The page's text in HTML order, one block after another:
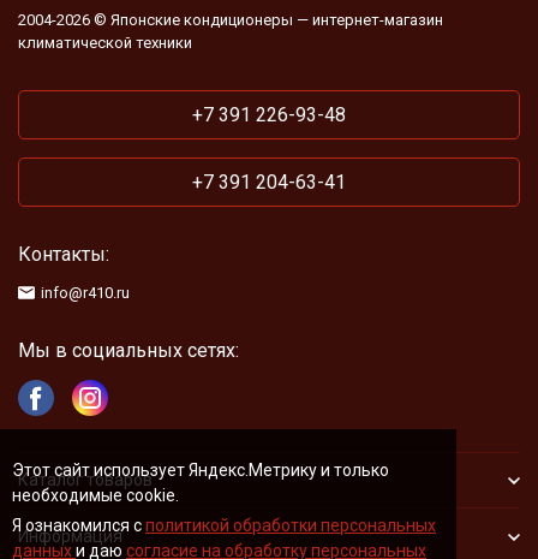
Этот сайт использует Яндекс.Метрику и только
необходимые cookie.
Я ознакомился сполитикой обработки персональных
данныхи даю согласие на обработку персональных
2004-2026 © Японские кондиционеры — интернет-магазин
климатической техники
+7 391 226-93-48
+7 391 204-63-41
Контакты:
info@r410.ru
Мы в социальных сетях:
Каталог товаров
Информация